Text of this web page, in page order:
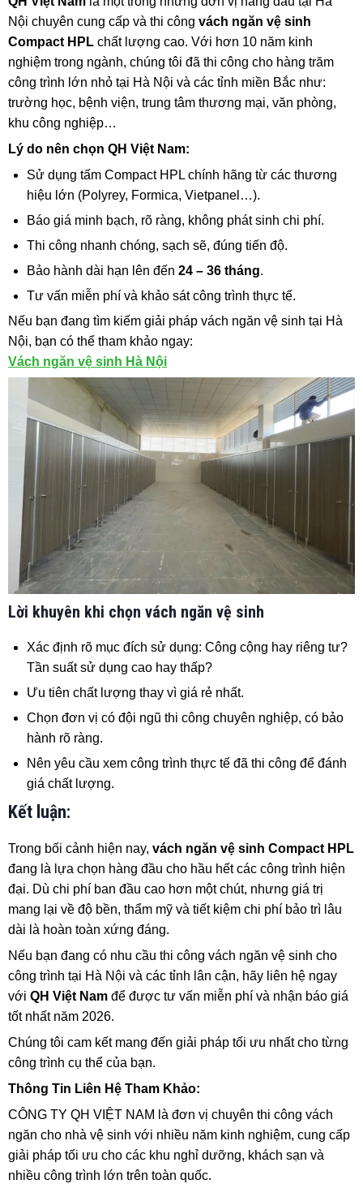
Nội chuyên cung cấp và thi công vách ngăn vệ sinh
Compact HPL chất lượng cao. Với hơn 10 năm kinh
nghiệm trong ngành, chúng tôi đã thi công cho hàng trăm
công trình lớn nhỏ tại Hà Nội và các tỉnh miền Bắc như:
trường học, bệnh viện, trung tâm thương mại, văn phòng,
khu công nghiệp…
Lý do nên chọn QH Việt Nam:
Sử dụng tấm Compact HPL chính hãng từ các thương
hiệu lớn (Polyrey, Formica, Vietpanel…).
Báo giá minh bạch, rõ ràng, không phát sinh chi phí.
Thi công nhanh chóng, sạch sẽ, đúng tiến độ.
Bảo hành dài hạn lên đến 24 – 36 tháng.
Tư vấn miễn phí và khảo sát công trình thực tế.
Nếu bạn đang tìm kiếm giải pháp vách ngăn vệ sinh tại Hà
Nội, bạn có thể tham khảo ngay:
Vách ngăn vệ sinh Hà Nội
Lời khuyên khi chọn vách ngăn vệ sinh
Xác định rõ mục đích sử dụng: Công cộng hay riêng tư?
Tần suất sử dụng cao hay thấp?
Ưu tiên chất lượng thay vì giá rẻ nhất.
Chọn đơn vị có đội ngũ thi công chuyên nghiệp, có bảo
hành rõ ràng.
Nên yêu cầu xem công trình thực tế đã thi công để đánh
giá chất lượng.
Kết luận:
Trong bối cảnh hiện nay, vách ngăn vệ sinh Compact HPL
đang là lựa chọn hàng đầu cho hầu hết các công trình hiện
đại. Dù chi phí ban đầu cao hơn một chút, nhưng giá trị
mang lại về độ bền, thẩm mỹ và tiết kiệm chi phí bảo trì lâu
dài là hoàn toàn xứng đáng.
Nếu bạn đang có nhu cầu thi công vách ngăn vệ sinh cho
công trình tại Hà Nội và các tỉnh lân cận, hãy liên hệ ngay
với QH Việt Nam để được tư vấn miễn phí và nhận báo giá
tốt nhất năm 2026.
Chúng tôi cam kết mang đến giải pháp tối ưu nhất cho từng
công trình cụ thể của bạn.
Thông Tin Liên Hệ Tham Khảo:
CÔNG TY QH VIỆT NAM là đơn vị chuyên thi công vách
ngăn cho nhà vệ sinh với nhiều năm kinh nghiệm, cung cấp
giải pháp tối ưu cho các khu nghỉ dưỡng, khách sạn và
nhiều công trình lớn trên toàn quốc.